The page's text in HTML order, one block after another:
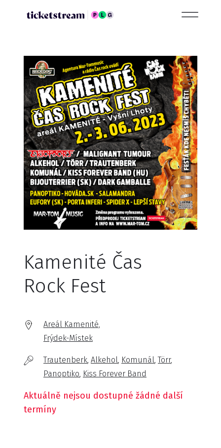
Kamenité Čas
Rock Fest
Areál Kamenité,
Frýdek-Místek
Trautenberk Alkehol Komunál Törr
Panoptiko Kiss Forever Band
Aktuálně nejsou dostupné žádné další
termíny